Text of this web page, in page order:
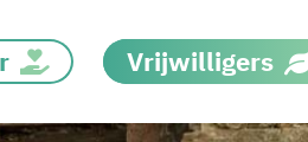
Vrijwilligers